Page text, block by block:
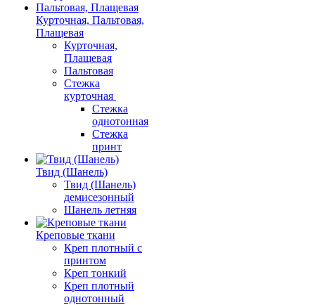
Курточная, Пальтовая,
Плащевая
Курточная,
Плащевая
Пальтовая
Стежка
курточная
Стежка
однотонная
Стежка
принт
Твид (Шанель)
Твид (Шанель)
демисезонный
Шанель летняя
Креповые ткани
Креп плотный с
принтом
Креп тонкий
Креп плотный
однотонный